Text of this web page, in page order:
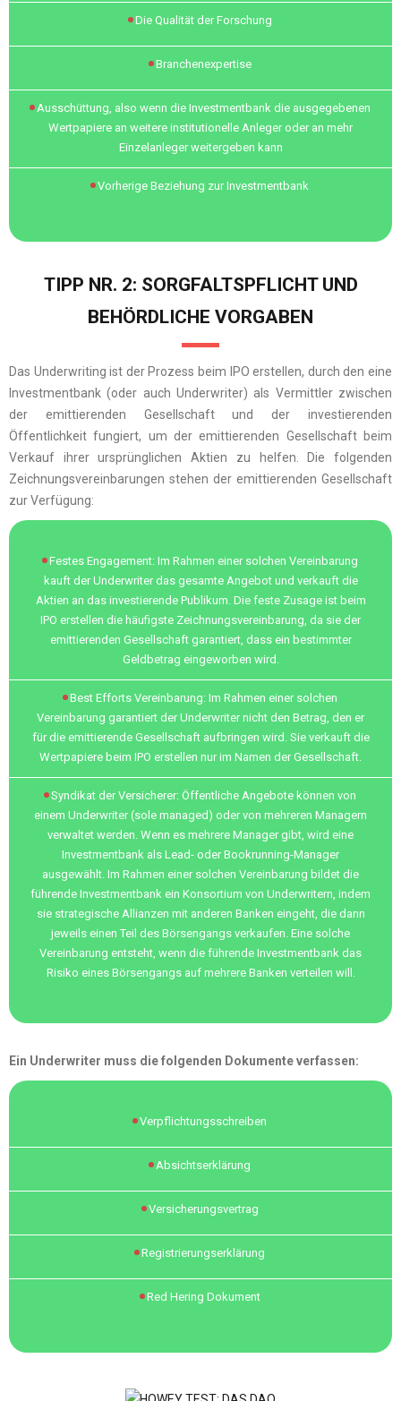
Die Qualität der Forschung
Branchenexpertise
Ausschüttung, also wenn die Investmentbank die ausgegebenen
Wertpapiere an weitere institutionelle Anleger oder an mehr
Einzelanleger weitergeben kann
Vorherige Beziehung zur Investmentbank
TIPP NR. 2: SORGFALTSPFLICHT UND
BEHÖRDLICHE VORGABEN
Das Underwriting ist der Prozess beim IPO erstellen, durch den eine
Investmentbank (oder auch Underwriter) als Vermittler zwischen
der emittierenden Gesellschaft und der investierenden
Öffentlichkeit fungiert, um der emittierenden Gesellschaft beim
Verkauf ihrer ursprünglichen Aktien zu helfen. Die folgenden
Zeichnungsvereinbarungen stehen der emittierenden Gesellschaft
zur Verfügung:
Festes Engagement: Im Rahmen einer solchen Vereinbarung
kauft der Underwriter das gesamte Angebot und verkauft die
Aktien an das investierende Publikum. Die feste Zusage ist beim
IPO erstellen die häufigste Zeichnungsvereinbarung, da sie der
emittierenden Gesellschaft garantiert, dass ein bestimmter
Geldbetrag eingeworben wird.
Best Efforts Vereinbarung: Im Rahmen einer solchen
Vereinbarung garantiert der Underwriter nicht den Betrag, den er
für die emittierende Gesellschaft aufbringen wird. Sie verkauft die
Wertpapiere beim IPO erstellen nur im Namen der Gesellschaft.
Syndikat der Versicherer: Öffentliche Angebote können von
einem Underwriter (sole managed) oder von mehreren Managern
verwaltet werden. Wenn es mehrere Manager gibt, wird eine
Investmentbank als Lead- oder Bookrunning-Manager
ausgewählt. Im Rahmen einer solchen Vereinbarung bildet die
führende Investmentbank ein Konsortium von Underwritern, indem
sie strategische Allianzen mit anderen Banken eingeht, die dann
jeweils einen Teil des Börsengangs verkaufen. Eine solche
Vereinbarung entsteht, wenn die führende Investmentbank das
Risiko eines Börsengangs auf mehrere Banken verteilen will.
Ein Underwriter muss die folgenden Dokumente verfassen:
Verpflichtungsschreiben
Absichtserklärung
Versicherungsvertrag
Registrierungserklärung
Red Hering Dokument